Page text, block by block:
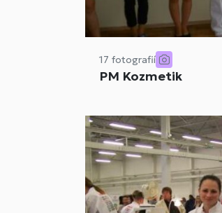
17 fotografií
PM Kozmetik